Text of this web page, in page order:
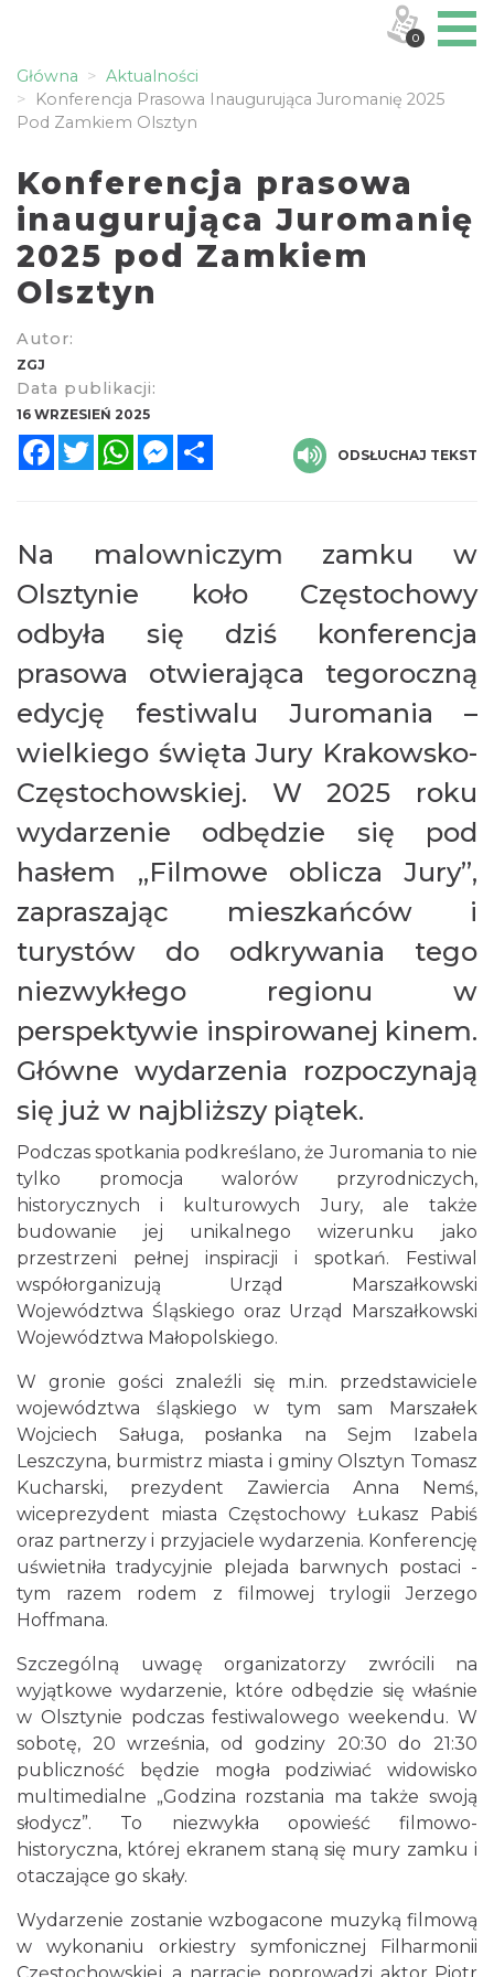
Główna
Aktualności
Konferencja Prasowa Inaugurująca Juromanię 2025
Pod Zamkiem Olsztyn
Konferencja prasowa
inaugurująca Juromanię
2025 pod Zamkiem
Olsztyn
Autor:
ZGJ
Data publikacji:
16 WRZESIEŃ 2025
FacebookTwitterWhatsAppMessenger
ODSŁUCHAJ TEKST
Na malowniczym zamku w
Olsztynie koło Częstochowy
odbyła się dziś konferencja
prasowa otwierająca tegoroczną
edycję festiwalu Juromania –
wielkiego święta Jury Krakowsko-
Częstochowskiej. W 2025 roku
wydarzenie odbędzie się pod
hasłem „Filmowe oblicza Jury”,
zapraszając mieszkańców i
turystów do odkrywania tego
niezwykłego regionu w
perspektywie inspirowanej kinem.
Główne wydarzenia rozpoczynają
się już w najbliższy piątek.
Podczas spotkania podkreślano, że Juromania to nie
tylko promocja walorów przyrodniczych,
historycznych i kulturowych Jury, ale także
budowanie jej unikalnego wizerunku jako
przestrzeni pełnej inspiracji i spotkań. Festiwal
współorganizują Urząd Marszałkowski
Województwa Śląskiego oraz Urząd Marszałkowski
Województwa Małopolskiego.
W gronie gości znaleźli się m.in. przedstawiciele
województwa śląskiego w tym sam Marszałek
Wojciech Saługa, posłanka na Sejm Izabela
Leszczyna, burmistrz miasta i gminy Olsztyn Tomasz
Kucharski, prezydent Zawiercia Anna Nemś,
wiceprezydent miasta Częstochowy Łukasz Pabiś
oraz partnerzy i przyjaciele wydarzenia. Konferencję
uświetniła tradycyjnie plejada barwnych postaci -
tym razem rodem z filmowej trylogii Jerzego
Hoffmana.
Szczególną uwagę organizatorzy zwrócili na
wyjątkowe wydarzenie, które odbędzie się właśnie
w Olsztynie podczas festiwalowego weekendu. W
sobotę, 20 września, od godziny 20:30 do 21:30
publiczność będzie mogła podziwiać widowisko
multimedialne „Godzina rozstania ma także swoją
słodycz”. To niezwykła opowieść filmowo-
historyczna, której ekranem staną się mury zamku i
otaczające go skały.
Wydarzenie zostanie wzbogacone muzyką filmową
w wykonaniu orkiestry symfonicznej Filharmonii
0